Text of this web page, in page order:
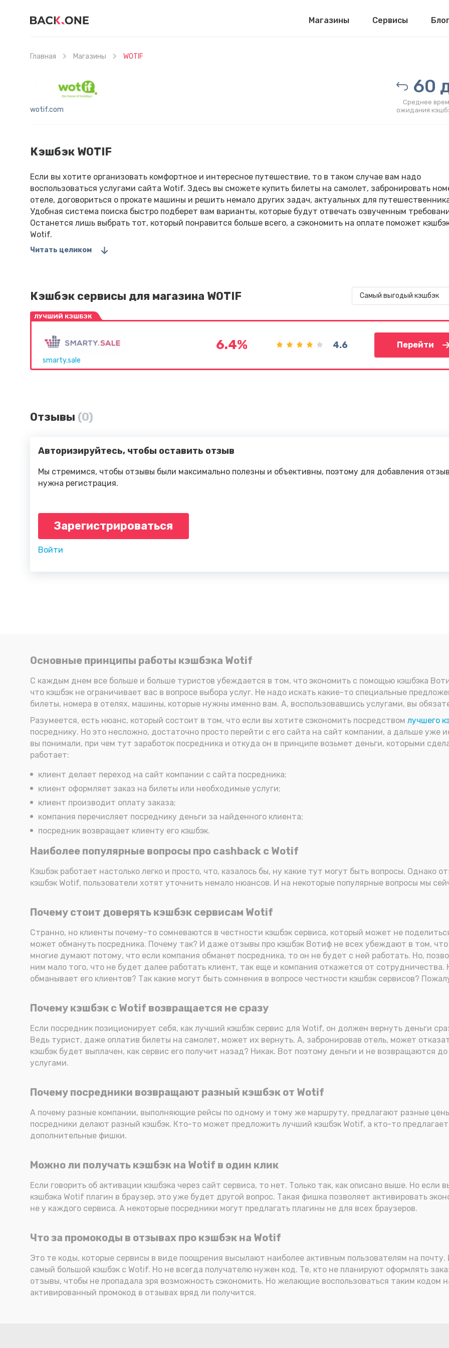
Магазины Сервисы
Главная Магазины WOTIF
wotif.com
60
Среднее
ожидания
Кэшбэк WOTIF
Если вы хотите организовать комфортное и интересное путешествие, то в таком случае вам надо
воспользоваться услугами сайта Wotif. Здесь вы сможете купить билеты на самолет, забронировать
отеле, договориться о прокате машины и решить немало других задач, актуальных для
Удобная система поиска быстро подберет вам варианты, которые будут отвечать озвученным
Останется лишь выбрать тот, который понравится больше всего, а сэкономить на оплате поможет
Wotif.
Читать целиком
Кэшбэк сервисы для магазина WOTIF Самый выгодый кэшбэк
ЛУЧШИЙ КЭШБЭК
smarty.sale
6.4% 4.6 Перейти
Отзывы (0)
Авторизируйтесь, чтобы оставить отзыв
Мы стремимся, чтобы отзывы были максимально полезны и объективны, поэтому для добавления
нужна регистрация.
Зарегистрироваться
Войти
Основные принципы работы кэшбэка Wotif
С каждым днем все больше и больше туристов убеждается в том, что экономить с помощью кэшбэка
что кэшбэк не ограничивает вас в вопросе выбора услуг. Не надо искать какие-то специальные
билеты, номера в отелях, машины, которые нужны именно вам. А, воспользовавшись услугами, вы
Разумеется, есть нюанс, который состоит в том, что если вы хотите сэкономить посредством лучшего
посреднику. Но это несложно, достаточно просто перейти с его сайта на сайт компании, а дальше уже
вы понимали, при чем тут заработок посредника и откуда он в принципе возьмет деньги, которыми
работает:
клиент делает переход на сайт компании с сайта посредника;
клиент оформляет заказ на билеты или необходимые услуги;
клиент производит оплату заказа;
компания перечисляет посреднику деньги за найденного клиента;
посредник возвращает клиенту его кэшбэк.
Наиболее популярные вопросы про cashback с Wotif
Кэшбэк работает настолько легко и просто, что, казалось бы, ну какие тут могут быть вопросы. Однако
кэшбэк Wotif, пользователи хотят уточнить немало нюансов. И на некоторые популярные вопросы мы
Почему стоит доверять кэшбэк сервисам Wotif
Странно, но клиенты почему-то сомневаются в честности кэшбэк сервиса, который может не
может обмануть посредника. Почему так? И даже отзывы про кэшбэк Вотиф не всех убеждают в том,
многие думают потому, что если компания обманет посредника, то он не будет с ней работать. Но,
ним мало того, что не будет далее работать клиент, так еще и компания откажется от
обманывает его клиентов? Так какие могут быть сомнения в вопросе честности кэшбэк сервисов?
Почему кэшбэк с Wotif возвращается не сразу
Если посредник позиционирует себя, как лучший кэшбэк сервис для Wotif, он должен вернуть деньги
Ведь турист, даже оплатив билеты на самолет, может их вернуть. А, забронировав отель, может
кэшбэк будет выплачен, как сервис его получит назад? Никак. Вот поэтому деньги и не возвращаются
услугами.
Почему посредники возвращают разный кэшбэк от Wotif
А почему разные компании, выполняющие рейсы по одному и тому же маршруту, предлагают разные
посредники делают разный кэшбэк. Кто-то может предложить лучший кэшбэк Wotif, а кто-то
дополнительные фишки.
Можно ли получать кэшбэк на Wotif в один клик
Если говорить об активации кэшбэка через сайт сервиса, то нет. Только так, как описано выше. Но если
кэшбэка Wotif плагин в браузер, это уже будет другой вопрос. Такая фишка позволяет активировать
не у каждого сервиса. А некоторые посредники могут предлагать плагины не для всех браузеров.
Что за промокоды в отзывах про кэшбэк на Wotif
Это те коды, которые сервисы в виде поощрения высылают наиболее активным пользователям на почту.
самый большой кэшбэк с Wotif. Но не всегда получателю нужен код. Те, кто не планируют оформлять
отзывы, чтобы не пропадала зря возможность сэкономить. Но желающие воспользоваться таким кодом
активированный промокод в отзывах вряд ли получится.